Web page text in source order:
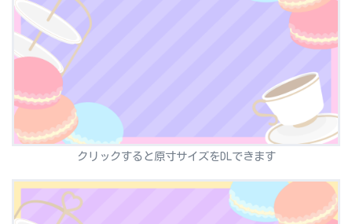
クリックすると原寸サイズをDLできます